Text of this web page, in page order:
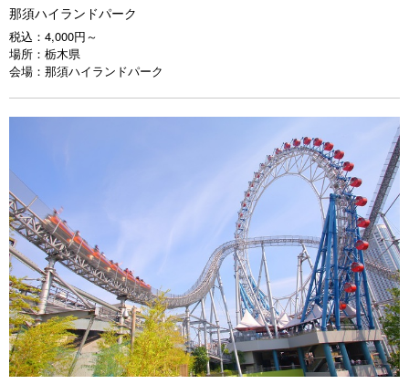
那須ハイランドパーク
税込： 4,000円～
場所： 栃木県
会場： 那須ハイランドパーク